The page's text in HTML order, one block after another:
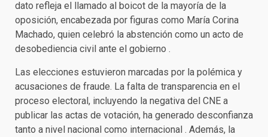
dato refleja el llamado al boicot de la mayoría de la
oposición, encabezada por figuras como María Corina
Machado, quien celebró la abstención como un acto de
desobediencia civil ante el gobierno .
Las elecciones estuvieron marcadas por la polémica y
acusaciones de fraude. La falta de transparencia en el
proceso electoral, incluyendo la negativa del CNE a
publicar las actas de votación, ha generado desconfianza
tanto a nivel nacional como internacional . Además, la